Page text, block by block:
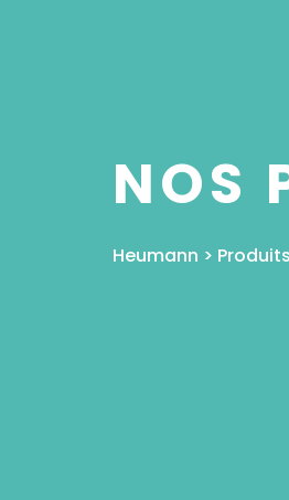
NOS
Heumann > Produits